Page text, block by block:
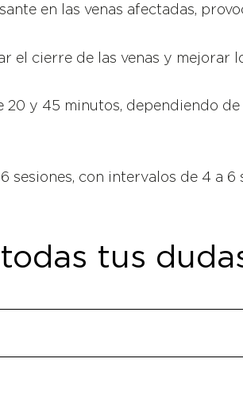
en las venas afectadas,
el cierre de las venas y mejorar
y 45 minutos, dependiendo
sesiones, con intervalos de 4 a
tus